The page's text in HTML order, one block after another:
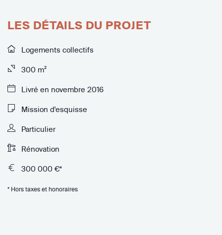
LES DÉTAILS DU PROJET
Logements collectifs
300 m²
Livré en novembre 2016
Mission d'esquisse
Particulier
Rénovation
300 000 €*
* Hors taxes et honoraires